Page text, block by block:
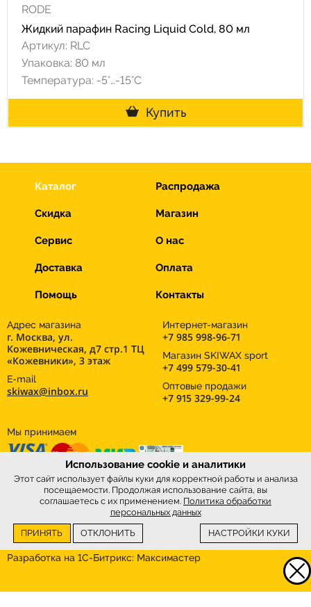
RODE
Жидкий парафин Racing Liquid Cold, 80 мл
Артикул: RLC
Упаковка: 80 мл
Температура: -5°…-15°C
Купить
Каталог Распродажа
Скидка Магазин
Сервис О нас
Доставка Оплата
Помощь Контакты
Интернет-магазинSkiWax.ru © 2026
Разработка на 1С-Битрикс: Максимастер
Адрес магазина
г. Москва, ул.
Кожевническая, д7 стр.1 ТЦ
«Кожевники», 3 этаж
E-mail
skiwax@inbox.ru
Интернет-магазин
+7 985 998-96-71
Магазин SKIWAX sport
+7 499 579-30-41
Оптовые продажи
+7 915 329-99-24
Мы принимаем
Использование cookie и аналитики
Этот сайт использует файлы куки для корректной работы и анализа
посещаемости. Продолжая использование сайта, вы
соглашаетесь с их применением. Политика обработки
персональных данных
ПРИНЯТЬ
ОТКЛОНИТЬ НАСТРОЙКИ КУКИ